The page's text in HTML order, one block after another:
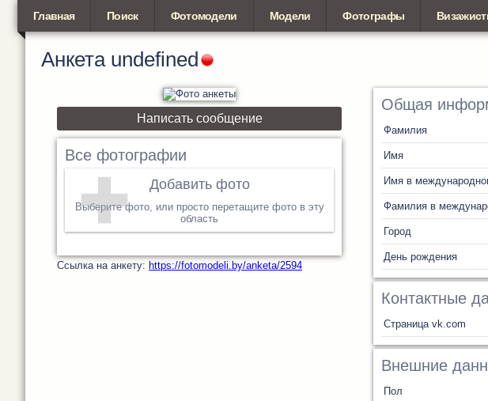
Главная Поиск Фотомодели Модели Фотографы
Анкета undefined
Написать сообщение
Все фотографии
Добавить фото
Выберите фото, или просто перетащите фото в эту
область
Cсылка на анкету: https://fotomodeli.by/anketa/2594
Общая
Фамилия
Имя
Имя в
Фамилия в
Город
День рождения
Контактные
Страница vk.com
Внешние
Пол